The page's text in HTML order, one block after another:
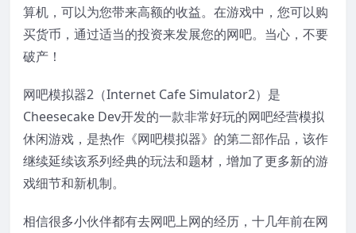
算机，可以为您带来高额的收益。在游戏中，您可以购
买货币，通过适当的投资来发展您的网吧。当心，不要
破产！
网吧模拟器2（Internet Cafe Simulator2）是
Cheesecake Dev开发的一款非常好玩的网吧经营模拟
休闲游戏，是热作《网吧模拟器》的第二部作品，该作
继续延续该系列经典的玩法和题材，增加了更多新的游
戏细节和新机制。
相信很多小伙伴都有去网吧上网的经历，十几年前在网